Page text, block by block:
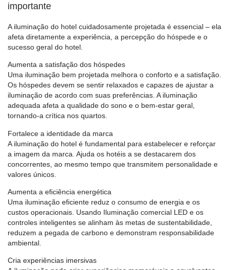
importante
A iluminação do hotel cuidadosamente projetada é essencial – ela
afeta diretamente a experiência, a percepção do hóspede e o
sucesso geral do hotel.
Aumenta a satisfação dos hóspedes
Uma iluminação bem projetada melhora o conforto e a satisfação.
Os hóspedes devem se sentir relaxados e capazes de ajustar a
iluminação de acordo com suas preferências. A iluminação
adequada afeta a qualidade do sono e o bem-estar geral,
tornando-a crítica nos quartos.
Fortalece a identidade da marca
A iluminação do hotel é fundamental para estabelecer e reforçar
a imagem da marca. Ajuda os hotéis a se destacarem dos
concorrentes, ao mesmo tempo que transmitem personalidade e
valores únicos.
Aumenta a eficiência energética
Uma iluminação eficiente reduz o consumo de energia e os
custos operacionais. Usando Iluminação comercial LED e os
controles inteligentes se alinham às metas de sustentabilidade,
reduzem a pegada de carbono e demonstram responsabilidade
ambiental.
Cria experiências imersivas